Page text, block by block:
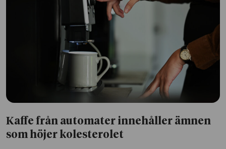
Kaffe från automater innehåller ämnen
som höjer kolesterolet